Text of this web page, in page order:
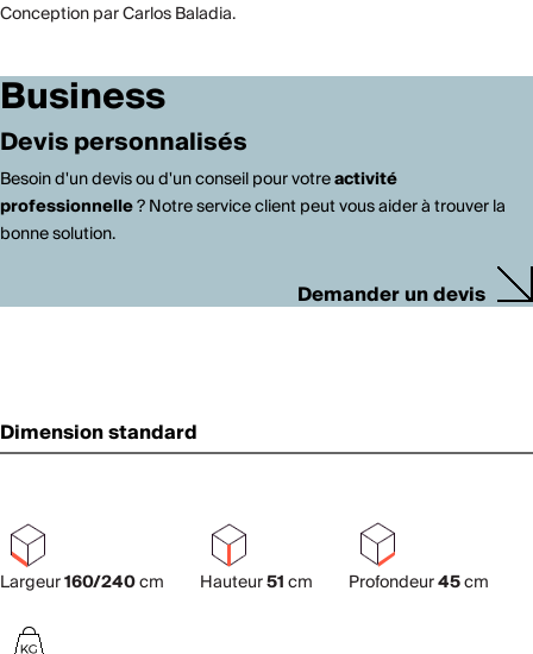
Conception par Carlos Baladia.
Business
Devis personnalisés
Besoin d'un devis ou d'un conseil pour votreactivité
professionnelle? Notre service client peut vous aider à trouver la
bonne solution.
Demander un devis
Dimension standard
Largeur160/240cm Hauteur51cm Profondeur45cm